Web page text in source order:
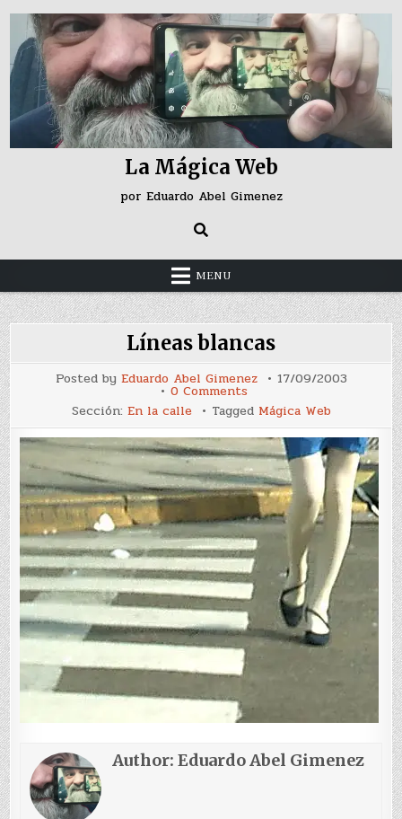
Skip
content
La Mágica Web
por Eduardo Abel Gimenez
MENU
Líneas blancas
Posted by Eduardo Abel Gimenez 17/09/2003
0 Commentson
Líneas
blancas
Sección: En la calle Tagged Mágica Web
Author:Eduardo Abel Gimenez